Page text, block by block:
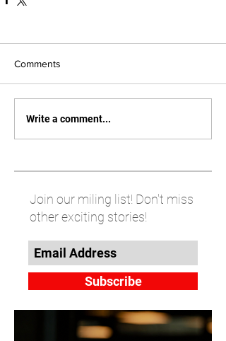
Comments
Write a comment...
Join our miling list! Don't miss
other exciting stories!
Subscribe